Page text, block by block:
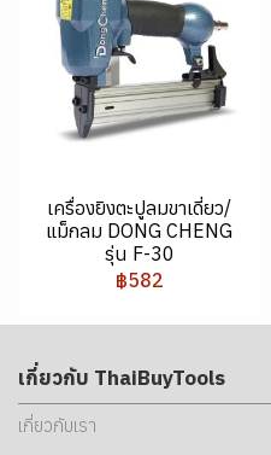
เครื่องยิงตะปูลมขาเดี่ยว/
แม็กลม DONG CHENG
รุ่น F-30
฿582
เกี่ยวกับ ThaiBuyTools
เกี่ยวกับเรา